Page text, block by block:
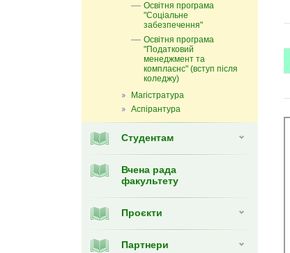
Освітня програма
"Соціальне
забезпечення"
Освітня програма
"Податковий
менеджмент та
комплаєнс" (вступ після
коледжу)
Магістратура
Аспірантура
Студентам
Вчена рада
факультету
Проєкти
Партнери